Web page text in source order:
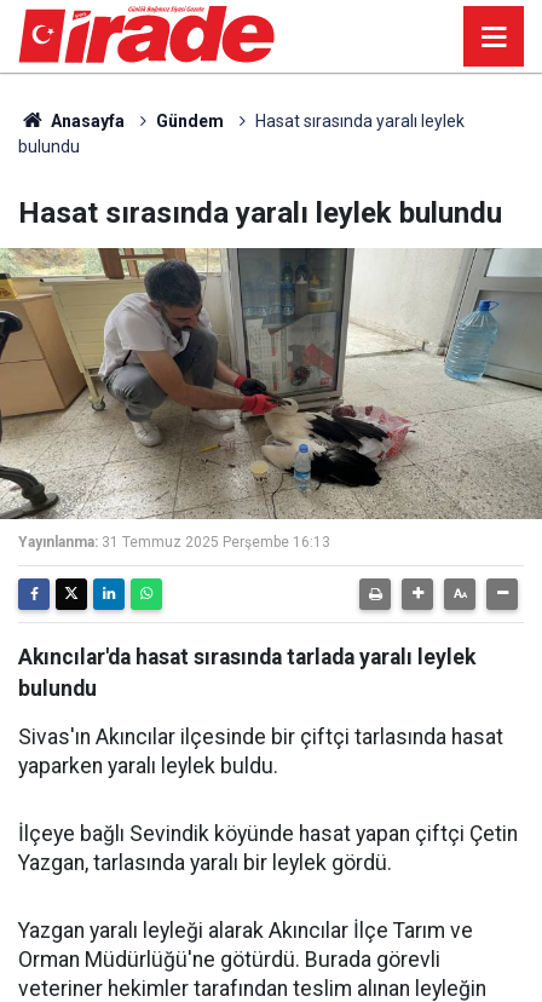
Anasayfa Gündem
Hasat sırasında yaralı leylek
bulundu
Hasat sırasında yaralı leylek bulundu
Yayınlanma: 31 Temmuz 2025 Perşembe 16:13
Akıncılar'da hasat sırasında tarlada yaralı leylek
bulundu
Sivas'ın Akıncılar ilçesinde bir çiftçi tarlasında hasat
yaparken yaralı leylek buldu.
İlçeye bağlı Sevindik köyünde hasat yapan çiftçi Çetin
Yazgan, tarlasında yaralı bir leylek gördü.
Yazgan yaralı leyleği alarak Akıncılar İlçe Tarım ve
Orman Müdürlüğü'ne götürdü. Burada görevli
veteriner hekimler tarafından teslim alınan leyleğin